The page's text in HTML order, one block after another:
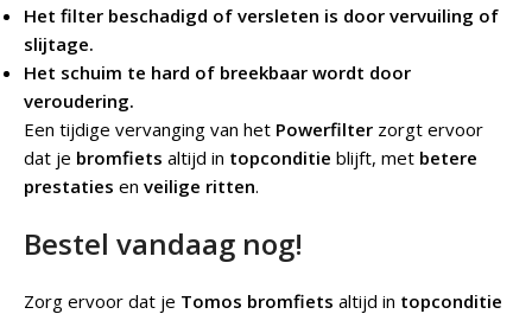
Het filter beschadigd of versleten is door vervuiling of
slijtage.
Het schuim te hard of breekbaar wordt door
veroudering.
Een tijdige vervanging van het Powerfilter zorgt ervoor
dat je bromfiets altijd in topconditie blijft, met betere
prestaties en veilige ritten.
Bestel vandaag nog!
Zorg ervoor dat je Tomos bromfiets altijd in topconditie